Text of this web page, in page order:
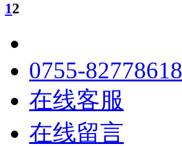
12
0755-82778618
在线客服
在线留言